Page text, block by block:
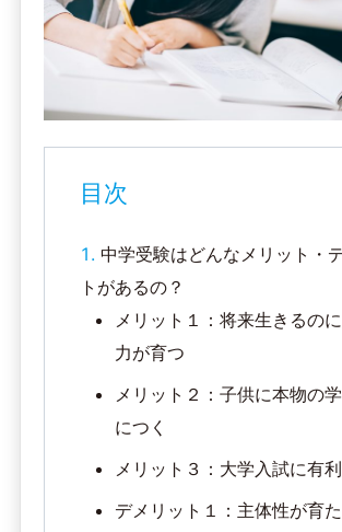
目次
中学受験はどんなメリット・
トがあるの？
メリット１：将来生きるの
力が育つ
メリット２：子供に本物の
につく
メリット３：大学入試に有利
デメリット１：主体性が育